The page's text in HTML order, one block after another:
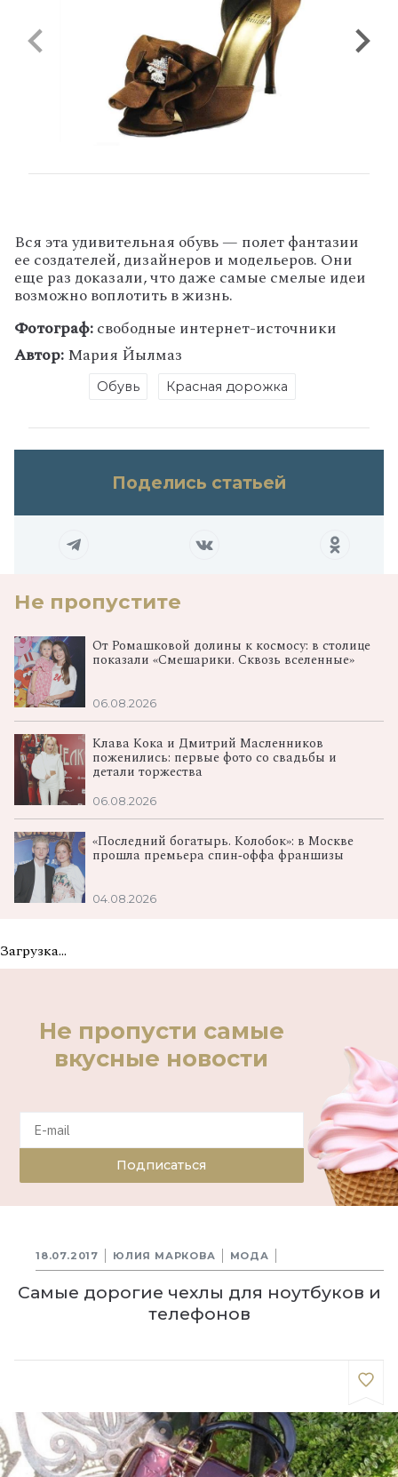
Вся эта удивительная обувь — полет фантазии
ее создателей, дизайнеров и модельеров. Они
еще раз доказали, что даже самые смелые идеи
возможно воплотить в жизнь.
Фотограф:свободные интернет-источники
Автор:Мария Йылмаз
Обувь Красная дорожка
Поделись статьей
Не пропустите
От Ромашковой долины к космосу: в столице
показали «Смешарики. Сквозь вселенные»
06.08.2026
Клава Кока и Дмитрий Масленников
поженились: первые фото со свадьбы и
детали торжества
06.08.2026
«Последний богатырь. Колобок»: в Москве
прошла премьера спин‑оффа франшизы
04.08.2026
Загрузка...
Не пропусти самые
вкусные новости
Подписаться
18.07.2017 ЮЛИЯ МАРКОВА МОДА
Самые дорогие чехлы для ноутбуков и
телефонов